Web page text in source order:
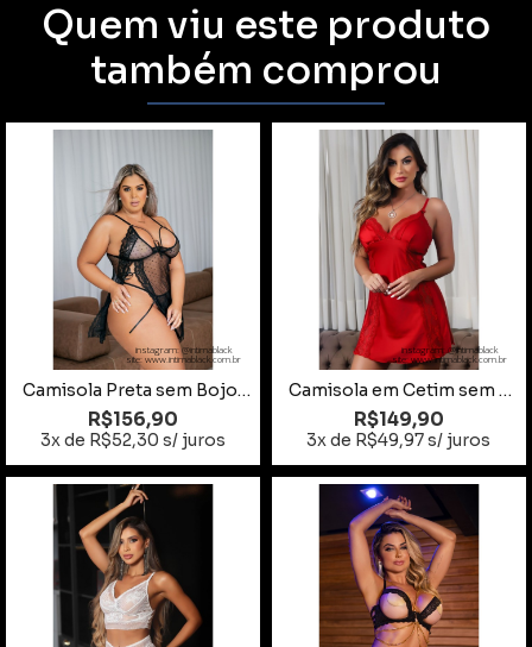
Quem viu este produto
também comprou
instagram: @intimablack
site: www.intimablack.com.br
Camisola Preta sem Bojo com Fitas Tamanho 48
R$156,90
3x de R$52,30 s/ juros
instagram: @intimablack
site: www.intimablack.com.br
Camisola em Cetim sem Bojo Vermelho Tamanho GG
R$149,90
3x de R$49,97 s/ juros